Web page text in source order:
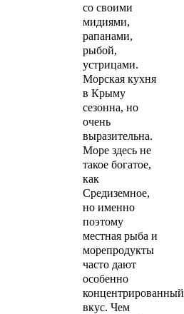
со своими
мидиями,
рапанами,
рыбой,
устрицами.
Морская кухня
в Крыму
сезонна, но
очень
выразительна.
Море здесь не
такое богатое,
как
Средиземное,
но именно
поэтому
местная рыба и
морепродукты
часто дают
особенно
концентрированный
вкус. Чем